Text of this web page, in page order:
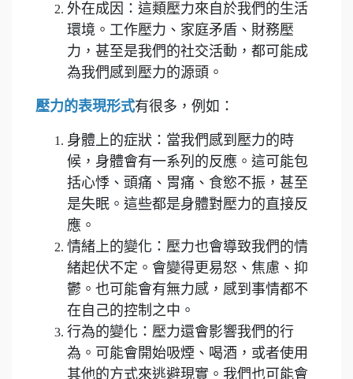
外在成因：這類壓力來自於我們的生活
環境。工作壓力、家庭矛盾、財務壓
力，甚至是我們的社交活動，都可能成
為我們感到壓力的源頭。
壓力的表現形式有很多，例如：
身體上的症狀：當我們感到壓力的時
候，身體會有一系列的反應。這可能包
括心悸、頭痛、胃痛、食慾不振，甚至
是失眠。這些都是身體對壓力的直接反
應。
情緒上的變化：壓力也會導致我們的情
緒起伏不定。會變得更易怒、焦慮、抑
鬱。也可能會有無力感，感到事情都不
在自己的控制之中。
行為的變化：壓力還會影響我們的行
為。可能會開始吸煙、喝酒，或者使用
其他的方式來逃避現實。我們也可能會